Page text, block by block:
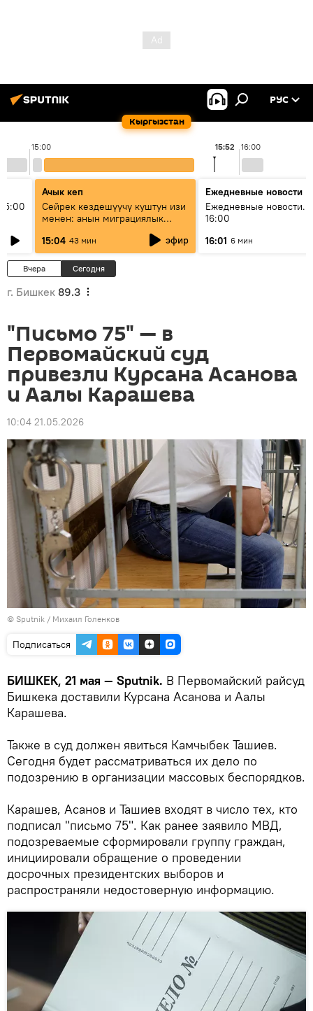
Кыргызстан
РУС
15:00 16:00
15:52
Ачык кеп
Сейрек кездешүүчү куштун изи
менен: анын миграциялык
жолу эмнеден кабар берет?
15:04 43 мин эфир
Ежедневные новости
Ежедневные новости.
16:00
16:01 6 мин
Вчера Сегодня
г. Бишкек 89.3
"Письмо 75" — в
Первомайский суд
привезли Курсана Асанова
и Аалы Карашева
10:04 21.05.2026
© Sputnik / Михаил Голенков
Подписаться
БИШКЕК, 21 мая — Sputnik. В Первомайский райсуд
Бишкека доставили Курсана Асанова и Аалы
Карашева.
Также в суд должен явиться Камчыбек Ташиев.
Сегодня будет рассматриваться их дело по
подозрению в организации массовых беспорядков.
Карашев, Асанов и Ташиев входят в число тех, кто
подписал "письмо 75". Как ранее заявило МВД,
подозреваемые сформировали группу граждан,
инициировали обращение о проведении
досрочных президентских выборов и
распространяли недостоверную информацию.